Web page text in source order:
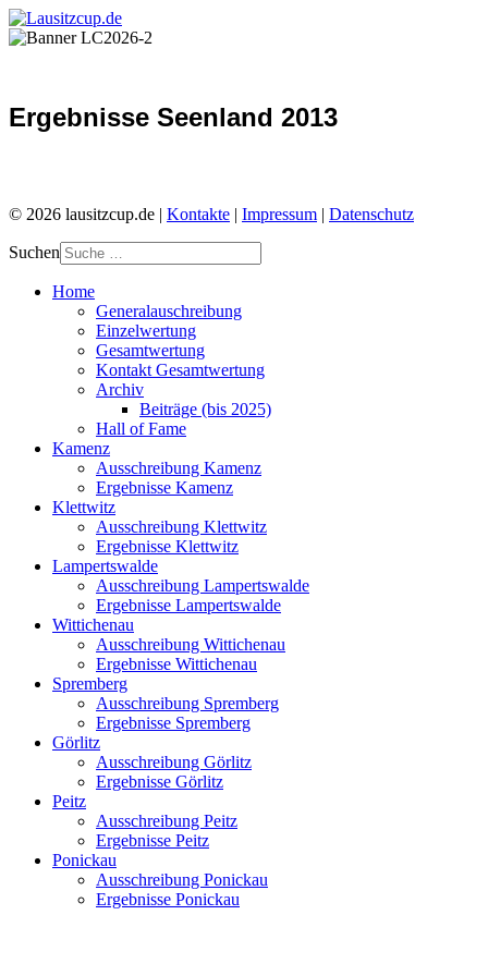
Ergebnisse Seenland 2013
© 2026 lausitzcup.de | Kontakte | Impressum | Datenschutz
Suchen
Home
Generalauschreibung
Einzelwertung
Gesamtwertung
Kontakt Gesamtwertung
Archiv
Beiträge (bis 2025)
Hall of Fame
Kamenz
Ausschreibung Kamenz
Ergebnisse Kamenz
Klettwitz
Ausschreibung Klettwitz
Ergebnisse Klettwitz
Lampertswalde
Ausschreibung Lampertswalde
Ergebnisse Lampertswalde
Wittichenau
Ausschreibung Wittichenau
Ergebnisse Wittichenau
Spremberg
Ausschreibung Spremberg
Ergebnisse Spremberg
Görlitz
Ausschreibung Görlitz
Ergebnisse Görlitz
Peitz
Ausschreibung Peitz
Ergebnisse Peitz
Ponickau
Ausschreibung Ponickau
Ergebnisse Ponickau